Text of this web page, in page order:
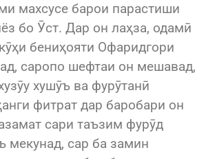
махсусе барои парастиши
бо Ӯст. Дар он лаҳза, одамӣ
бениҳояти Офаридгори
саропо шефтаи он мешавад,
хушӯъ ва фурӯтанӣ
фитрат дар баробари он
сари таъзим фурӯд
мекунад, сар ба замин